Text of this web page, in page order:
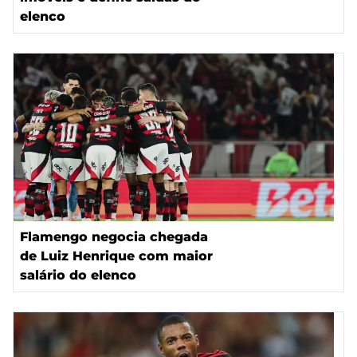
elenco
Flamengo negocia chegada
de Luiz Henrique com maior
salário do elenco